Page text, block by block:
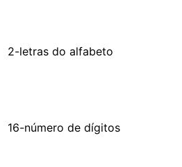
2-letras do alfabeto
16-número de dígitos